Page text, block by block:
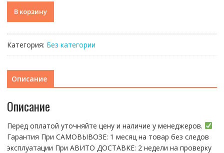
товара
корпуса
15
pro
black
черный
AAA
В корзину
Категория: Без категории
Описание
Описание
Перед оплатой уточняйте цену и наличие у менеджеров.
Гарантия При CАMОBЫBОЗЕ: 1 месяц на товap бeз cлeдов
эксплуатации При АBИTO ДOСTАBKЕ: 2 нeдели на пpoвeрку